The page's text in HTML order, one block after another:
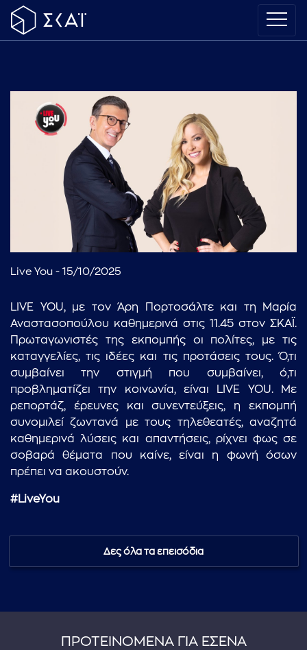
...πληκτρολογήστε κείμενο προς αναζήτηση
Live You - 15/10/2025
LIVE YOU, με τον Άρη Πορτοσάλτε και τη Μαρία
Αναστασοπούλου καθημερινά στις 11.45 στον ΣΚΑΪ.
Πρωταγωνιστές της εκπομπής οι πολίτες, με τις
καταγγελίες, τις ιδέες και τις προτάσεις τους. Ό,τι
συμβαίνει την στιγμή που συμβαίνει, ό,τι
προβληματίζει την κοινωνία, είναι LIVE YOU. Με
ρεπορτάζ, έρευνες και συνεντεύξεις, η εκπομπή
συνομιλεί ζωντανά με τους τηλεθεατές, αναζητά
καθημερινά λύσεις και απαντήσεις, ρίχνει φως σε
σοβαρά θέματα που καίνε, είναι η φωνή όσων
πρέπει να ακουστούν.
#LiveYou
Δες όλα τα επεισόδια
ΠΡΟΤΕΙΝΟΜΕΝΑ ΓΙΑ ΕΣΕΝΑ